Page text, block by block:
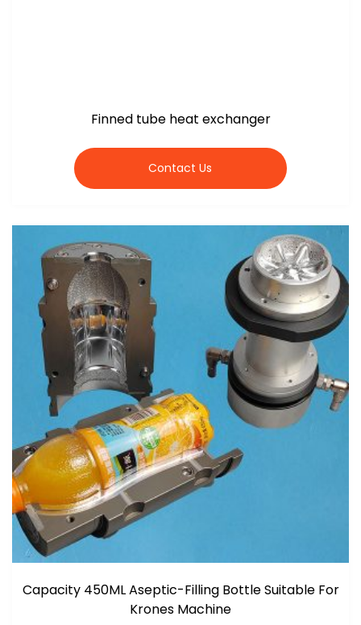
Finned tube heat exchanger
Contact Us
Capacity 450ML Aseptic-Filling Bottle Suitable For
Krones Machine